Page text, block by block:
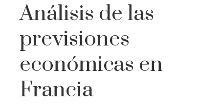
Análisis de las
previsiones
económicas en
Francia